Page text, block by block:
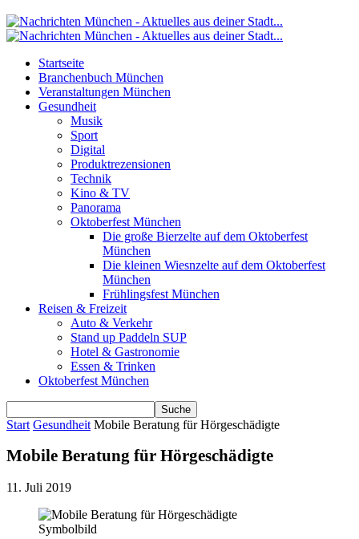
Startseite
Branchenbuch München
Veranstaltungen München
Gesundheit
Musik
Sport
Digital
Produktrezensionen
Technik
Kino & TV
Panorama
Oktoberfest München
Die große Bierzelte auf dem Oktoberfest
München
Die kleinen Wiesnzelte auf dem Oktoberfest
München
Frühlingsfest München
Reisen & Freizeit
Auto & Verkehr
Stand up Paddeln SUP
Hotel & Gastronomie
Essen & Trinken
Oktoberfest München
Start Gesundheit Mobile Beratung für Hörgeschädigte
Mobile Beratung für Hörgeschädigte
11. Juli 2019
Symbolbild